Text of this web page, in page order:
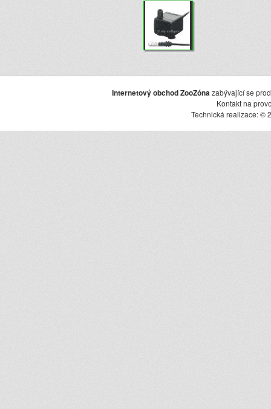
Internetový obchod ZooZóna zabývající se
Kontakt na
Technická realizace: ©